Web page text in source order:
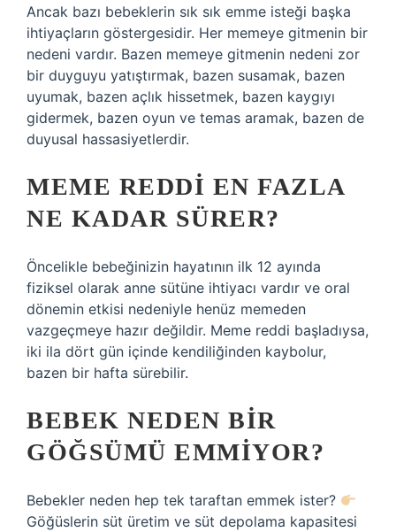
Ancak bazı bebeklerin sık sık emme isteği başka
ihtiyaçların göstergesidir. Her memeye gitmenin bir
nedeni vardır. Bazen memeye gitmenin nedeni zor
bir duyguyu yatıştırmak, bazen susamak, bazen
uyumak, bazen açlık hissetmek, bazen kaygıyı
gidermek, bazen oyun ve temas aramak, bazen de
duyusal hassasiyetlerdir.
MEME REDDI EN FAZLA
NE KADAR SÜRER?
Öncelikle bebeğinizin hayatının ilk 12 ayında
fiziksel olarak anne sütüne ihtiyacı vardır ve oral
dönemin etkisi nedeniyle henüz memeden
vazgeçmeye hazır değildir. Meme reddi başladıysa,
iki ila dört gün içinde kendiliğinden kaybolur,
bazen bir hafta sürebilir.
BEBEK NEDEN BIR
GÖĞSÜMÜ EMMIYOR?
Bebekler neden hep tek taraftan emmek ister?
Göğüslerin süt üretim ve süt depolama kapasitesi